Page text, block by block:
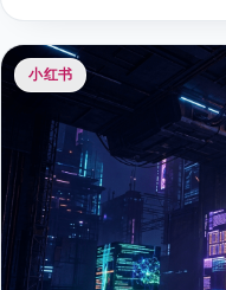
小红书